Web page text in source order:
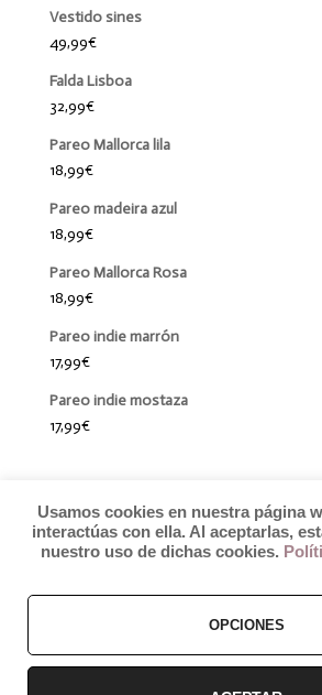
Vestido sines
49,99€
Falda Lisboa
32,99€
Pareo Mallorca lila
18,99€
Pareo madeira azul
18,99€
Pareo Mallorca Rosa
18,99€
Pareo indie marrón
17,99€
Pareo indie mostaza
17,99€
© 2019 by Débora
Términos y Condiciones–Pagos y Envíos–
Usamos cookies en nuestra página
interactúas con ella. Al aceptarlas,
nuestro uso de dichas cookies.
OPCIONES